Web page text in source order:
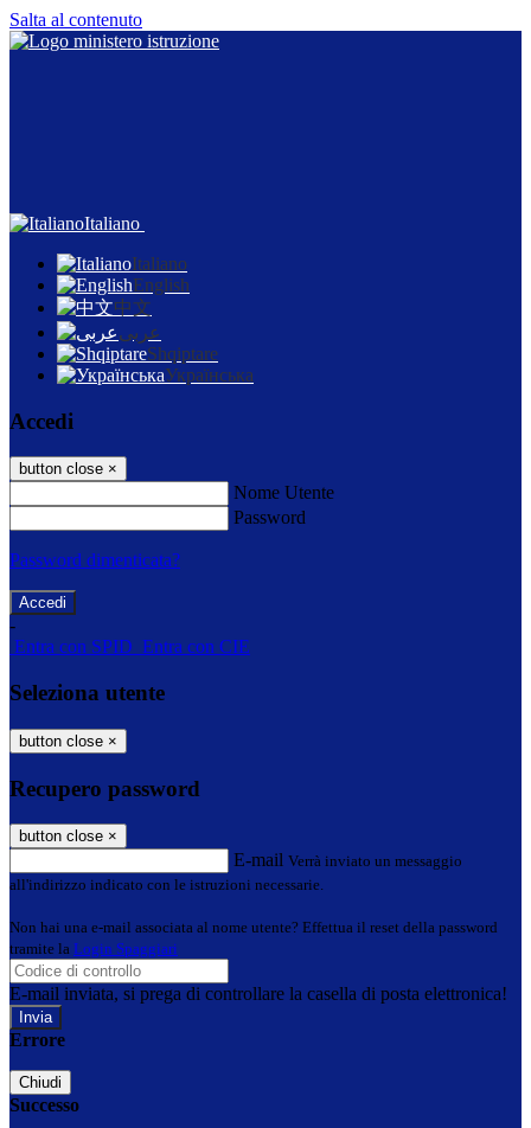
Salta al contenuto
Italiano
Italiano
English
中文
عربى
Shqiptare
Українська
Accedi
button close ×
Nome Utente
Password
Password dimenticata?
-
Entra con SPID Entra con CIE
Seleziona utente
button close ×
Recupero password
button close ×
E-mail Verrà inviato un messaggio
all'indirizzo indicato con le istruzioni necessarie.
Non hai una e-mail associata al nome utente? Effettua il reset della password
tramite la Login Spaggiari
E-mail inviata, si prega di controllare la casella di posta elettronica!
Errore
Chiudi
Successo